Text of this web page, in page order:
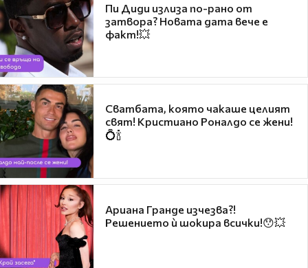
Пи Диди излиза по-рано от
затвора? Новата дата вече е
факт!💥
Сватбата, която чакаше целият
свят! Кристиано Роналдо се жени!
💍🍾
Ариана Гранде изчезва?!
Решението ѝ шокира всички!😯💥